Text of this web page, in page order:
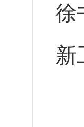
徐
新